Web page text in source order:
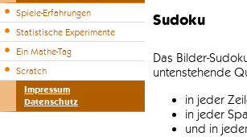
Spiele-Erfahrungen
Statistische Experimente
Ein Mathe-Tag
Scratch
Impressum
Datenschutz
Sudoku
Das Bilder-
untenstehende
in jeder
in jeder
und in